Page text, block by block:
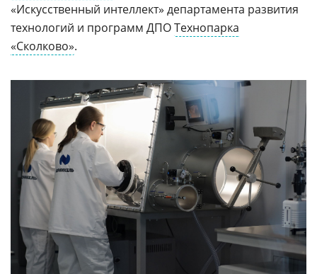
«Искусственный интеллект» департамента развития
технологий и программ ДПОТехнопарка
«Сколково».